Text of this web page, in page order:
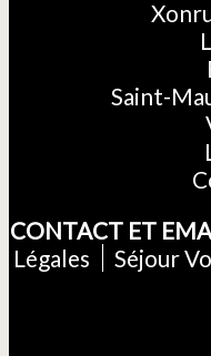
Saint-
CONTACT ET
Légales
Séjour